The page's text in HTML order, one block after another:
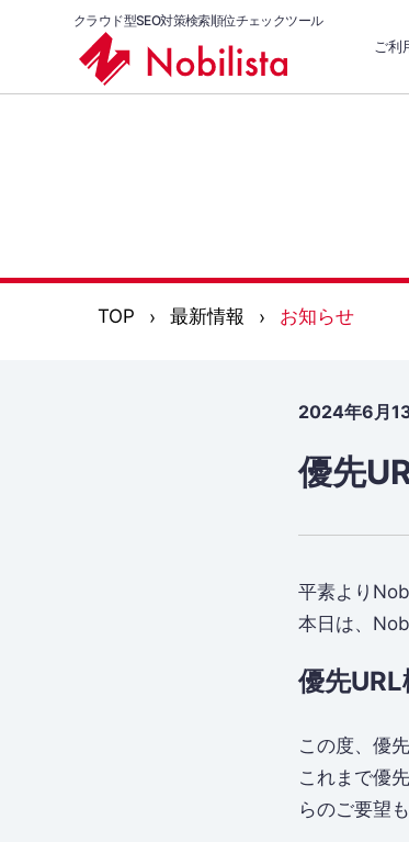
クラウド型SEO対策検索順位チェックツール
ご利
TOP 最新情報 お知らせ
2024年6月
優先
平素より
本日は、
優先
この度、優
これまで優
らのご要望